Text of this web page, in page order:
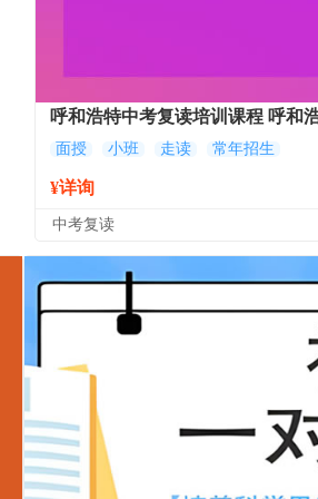
呼和浩特中考复读培训课程 呼和
面授 小班 走读 常年招生
¥详询
中考复读